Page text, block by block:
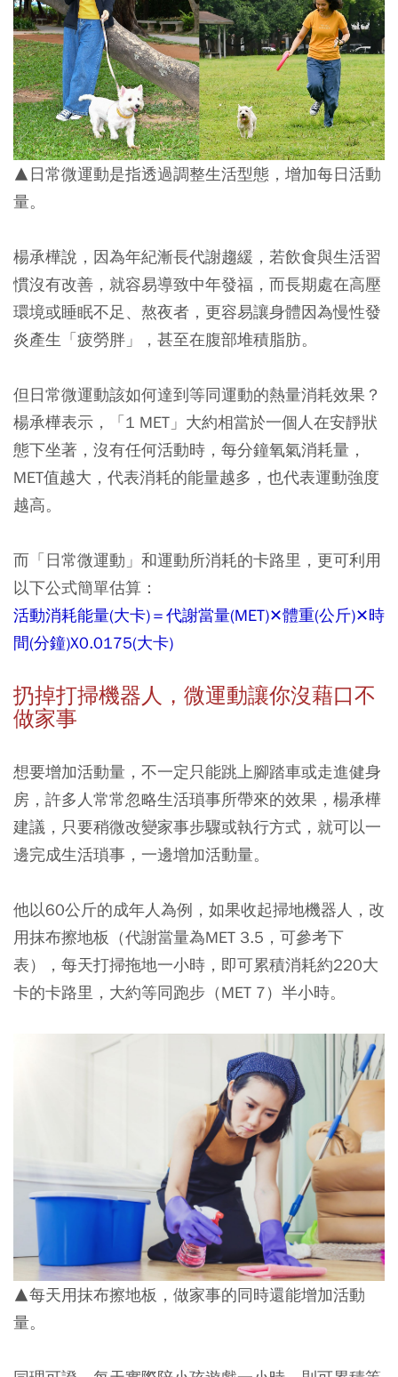
▲日常微運動是指透過調整生活型態，增加每日活動
量。
楊承樺說，因為年紀漸長代謝趨緩，若飲食與生活習
慣沒有改善，就容易導致中年發福，而長期處在高壓
環境或睡眠不足、熬夜者，更容易讓身體因為慢性發
炎產生「疲勞胖」，甚至在腹部堆積脂肪。
但日常微運動該如何達到等同運動的熱量消耗效果？
楊承樺表示，「1 MET」大約相當於一個人在安靜狀
態下坐著，沒有任何活動時，每分鐘氧氣消耗量，
MET值越大，代表消耗的能量越多，也代表運動強度
越高。
而「日常微運動」和運動所消耗的卡路里，更可利用
以下公式簡單估算：
活動消耗能量(大卡)＝代謝當量(MET)✕體重(公斤)✕時
間(分鐘)X0.0175(大卡)
扔掉打掃機器人，微運動讓你沒藉口不
做家事
想要增加活動量，不一定只能跳上腳踏車或走進健身
房，許多人常常忽略生活瑣事所帶來的效果，楊承樺
建議，只要稍微改變家事步驟或執行方式，就可以一
邊完成生活瑣事，一邊增加活動量。
他以60公斤的成年人為例，如果收起掃地機器人，改
用抹布擦地板（代謝當量為MET 3.5，可參考下
表），每天打掃拖地一小時，即可累積消耗約220大
卡的卡路里，大約等同跑步（MET 7）半小時。
▲每天用抹布擦地板，做家事的同時還能增加活動
量。